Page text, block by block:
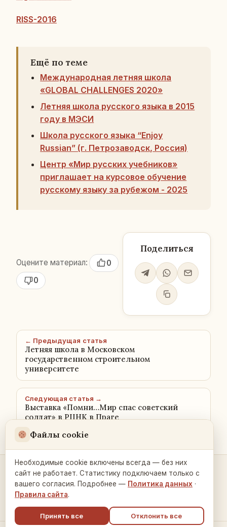
RISS-2016
Ещё по теме
Международная летняя школа
«GLOBAL CHALLENGES 2020»
Летняя школа русского языка в 2015
году в МЭСИ
Школа русского языка “Enjoy
Russian” (г. Петрозаводск, Россия)
Центр «Мир русских учебников»
приглашает на курсовое обучение
русскому языку за рубежом - 2025
Оцените материал:
0
0
Поделиться
← Предыдущая статья
Летняя школа в Московском
государственном строительном
университете
Следующая статья →
Выставка «Помни…Мир спас советский
солдат» в РЦНК в Праге
Контакты и связь →
Файлы cookie
Необходимые cookie включены всегда — без них
сайт не работает. Статистику подключаем только с
вашего согласия. Подробнее — Политика данных ·
Правила сайта.
Принять все
Отклонить все